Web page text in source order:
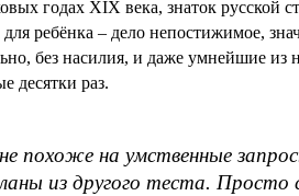
годах XIX века, знаток русской
для ребёнка – дело непостижимое,
без насилия, и даже умнейшие из
десятки раз.
похоже на умственные
из другого теста. Просто